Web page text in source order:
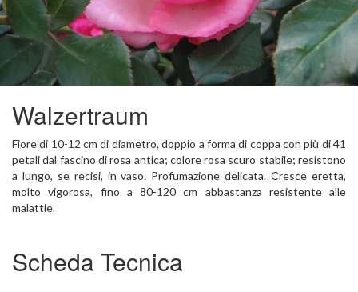
Walzertraum
Fiore di 10-12 cm di diametro, doppio a forma di coppa con più di 41
petali dal fascino di rosa antica; colore rosa scuro stabile; resistono
a lungo, se recisi, in vaso. Profumazione delicata. Cresce eretta,
molto vigorosa, fino a 80-120 cm abbastanza resistente alle
malattie.
Scheda Tecnica